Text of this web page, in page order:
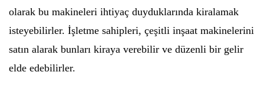
olarak bu makineleri ihtiyaç duyduklarında kiralamak
isteyebilirler. İşletme sahipleri, çeşitli inşaat makinelerini
satın alarak bunları kiraya verebilir ve düzenli bir gelir
elde edebilirler.